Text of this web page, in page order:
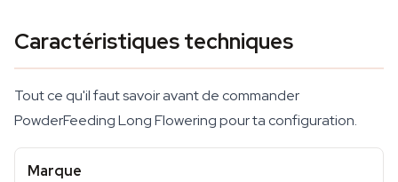
Caractéristiques techniques
Tout ce qu'il faut savoir avant de commander
PowderFeeding Long Flowering pour ta configuration.
Marque